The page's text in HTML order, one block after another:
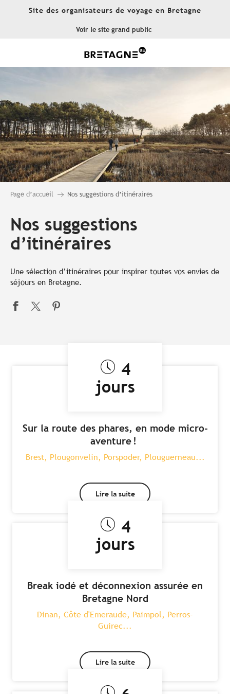
Site des organisateurs de voyage en Bretagne
Voir le site grand public
Page d’accueil Nos suggestions d’itinéraires
Nos suggestions
d’itinéraires
Une sélection d’itinéraires pour inspirer toutes vos envies de
séjours en Bretagne.
4
jours
Sur la route des phares, en mode micro-
aventure !
Brest, Plougonvelin, Porspoder, Plouguerneau...
Lire la suite
4
jours
Break iodé et déconnexion assurée en
Bretagne Nord
Dinan, Côte d'Emeraude, Paimpol, Perros-
Guirec...
Lire la suite